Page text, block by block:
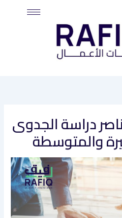
دراسة الجدوى
والمتوسطة